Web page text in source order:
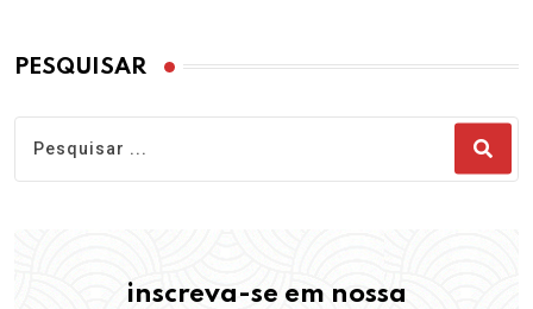
PESQUISAR
inscreva-se em nossa